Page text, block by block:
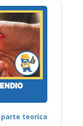
parte teorica